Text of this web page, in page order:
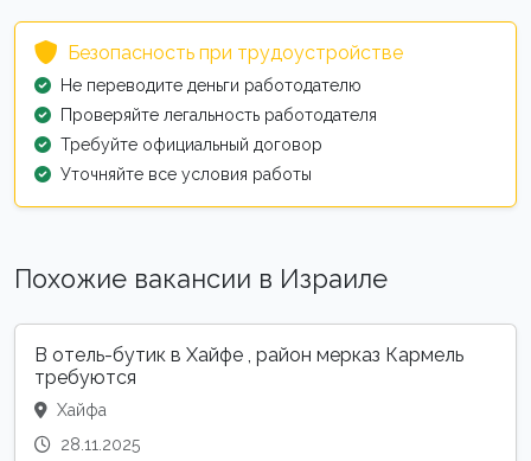
Безопасность при трудоустройстве
Не переводите деньги работодателю
Проверяйте легальность работодателя
Требуйте официальный договор
Уточняйте все условия работы
Похожие вакансии в Израиле
В отель-бутик в Хайфе , район мерказ Кармель
требуются
Хайфа
28.11.2025